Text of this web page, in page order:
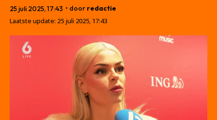
25 juli 2025, 17:43 • door redactie
Laatste update: 25 juli 2025, 17:43